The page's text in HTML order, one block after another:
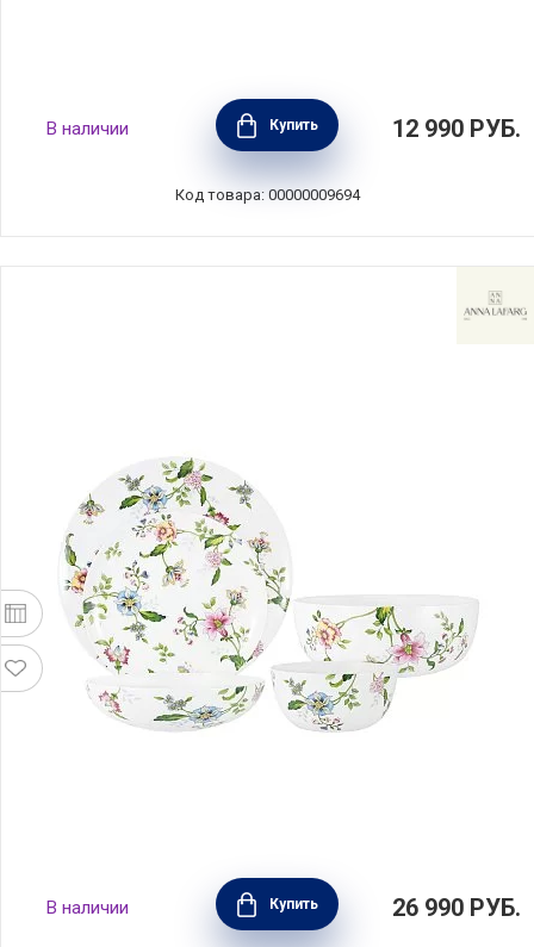
Обеденный набор на 4 персоны "Кашемир"
фарфор, 12 предметов, цвет белый, Maxwell
& Williams, MW583-EF0069
В наличии Купить 12 990 РУБ.
Код товара: 00000009694
Обеденный набор на 6 персон Provence 21
предмет, костяной фарфор, Anna Lafarg
Emily, AL-221P-E11
В наличии Купить 26 990 РУБ.